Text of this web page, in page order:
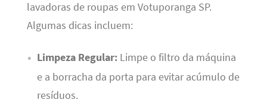
lavadoras de roupas em Votuporanga SP.
Algumas dicas incluem:
Limpeza Regular:Limpe o filtro da máquina
e a borracha da porta para evitar acúmulo de
resíduos.